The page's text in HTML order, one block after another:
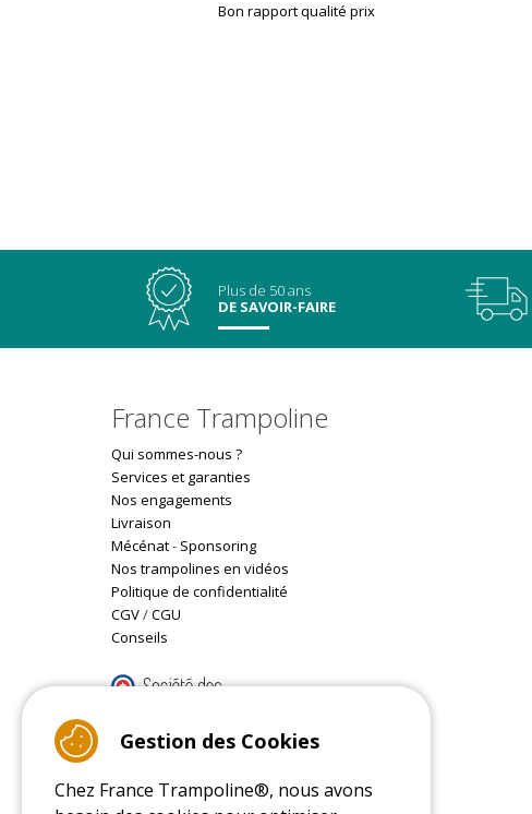
Bon rapport qualité prix
Plus de 50 ans
DE SAVOIR-FAIRE
France Trampoline
Qui sommes-nous ?
Services et garanties
Nos engagements
Livraison
Mécénat- Sponsoring
Nos trampolines en vidéos
Politique de confidentialité
CGV/CGU
Conseils
9.4 /10 (22078 reviews)
Read customer reviews
Gestion des Cookies
Chez France Trampoline®, nous avons